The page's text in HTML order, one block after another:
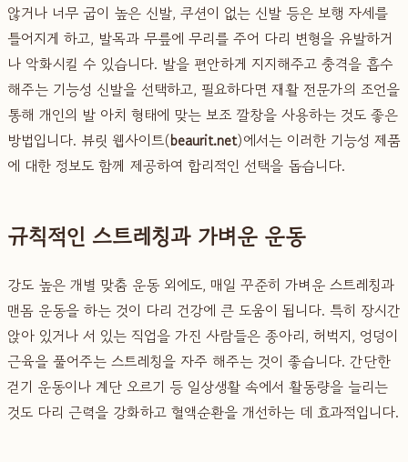
않거나 너무 굽이 높은 신발, 쿠션이 없는 신발 등은 보행 자세를
틀어지게 하고, 발목과 무릎에 무리를 주어 다리 변형을 유발하거
나 악화시킬 수 있습니다. 발을 편안하게 지지해주고 충격을 흡수
해주는 기능성 신발을 선택하고, 필요하다면 재활 전문가의 조언을
통해 개인의 발 아치 형태에 맞는 보조 깔창을 사용하는 것도 좋은
방법입니다. 뷰릿 웹사이트(beaurit.net)에서는 이러한 기능성 제품
에 대한 정보도 함께 제공하여 합리적인 선택을 돕습니다.
규칙적인 스트레칭과 가벼운 운동
강도 높은 개별 맞춤 운동 외에도, 매일 꾸준히 가벼운 스트레칭과
맨몸 운동을 하는 것이 다리 건강에 큰 도움이 됩니다. 특히 장시간
앉아 있거나 서 있는 직업을 가진 사람들은 종아리, 허벅지, 엉덩이
근육을 풀어주는 스트레칭을 자주 해주는 것이 좋습니다. 간단한
걷기 운동이나 계단 오르기 등 일상생활 속에서 활동량을 늘리는
것도 다리 근력을 강화하고 혈액순환을 개선하는 데 효과적입니다.